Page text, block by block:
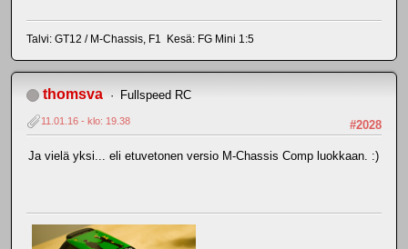
Talvi: GT12 / M-Chassis, F1 Kesä: FG Mini 1:5
thomsva Fullspeed RC
#2028
11.01.16 - klo: 19.38
Ja vielä yksi... eli etuvetonen versio M-Chassis Comp luokkaan. :)